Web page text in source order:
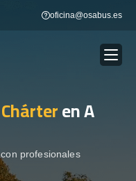
oficina@osabus.es
Show dropdown
en A
profesionales